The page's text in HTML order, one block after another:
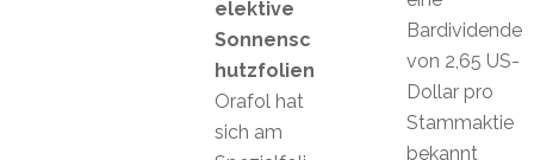
Bardividende
von 2,65 US-
Dollar pro
Stammaktie
bekannt
elektive
Sonnensc
hutzfolien
Orafol hat
sich am